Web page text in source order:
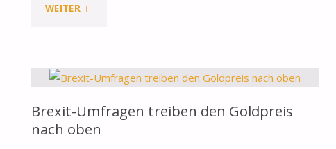
WEITER"DAHER
SCHWANKUNG"
Brexit-Umfragen treiben den Goldpreis
nach oben